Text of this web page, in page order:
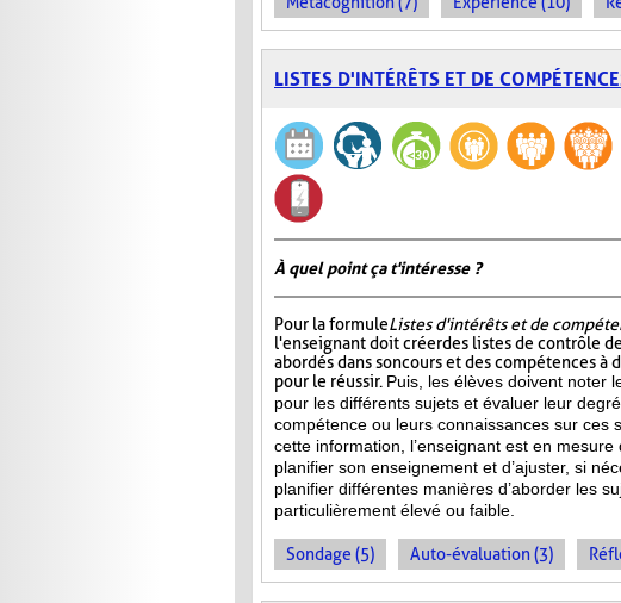
LISTES D'INTÉRÊTS ET DE
À quel point ça t'intéresse ?
Pour la formuleListes d'intérêts et de
l'enseignant doit créer des listes de contrôle
abordés dans son cours et des compétences à
pour le réussir. Puis, les élèves doivent noter
pour les différents sujets et évaluer leur
compétence ou leurs connaissances sur ces
cette information, l’enseignant est en mesure
planifier son enseignement et d’ajuster, si
planifier différentes manières d’aborder les
particulièrement élevé ou faible.
Sondage (5) Auto-évaluation (3)